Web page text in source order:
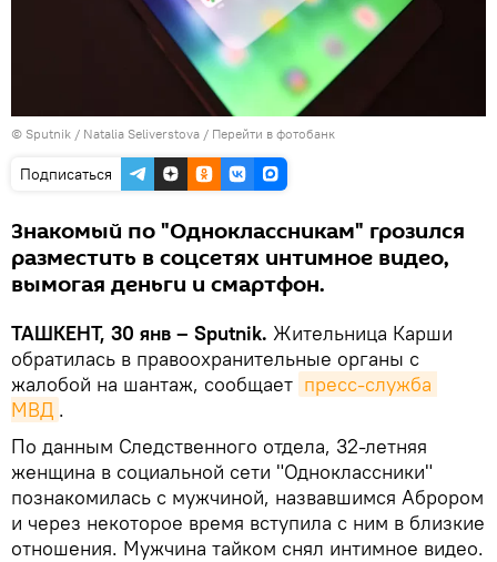
© Sputnik / Natalia Seliverstova / Перейти в фотобанк
Подписаться
Знакомый по "Одноклассникам" грозился
разместить в соцсетях интимное видео,
вымогая деньги и смартфон.
ТАШКЕНТ, 30 янв – Sputnik. Жительница Карши
обратилась в правоохранительные органы с
жалобой на шантаж, сообщает пресс-служба
МВД .
По данным Следственного отдела, 32-летняя
женщина в социальной сети "Одноклассники"
познакомилась с мужчиной, назвавшимся Аброром
и через некоторое время вступила с ним в близкие
отношения. Мужчина тайком снял интимное видео.